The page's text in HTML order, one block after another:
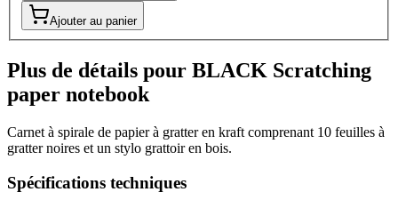
Ajouter au panier
Plus de détails pour BLACK Scratching
paper notebook
Carnet à spirale de papier à gratter en kraft comprenant 10 feuilles à
gratter noires et un stylo grattoir en bois.
Spécifications techniques